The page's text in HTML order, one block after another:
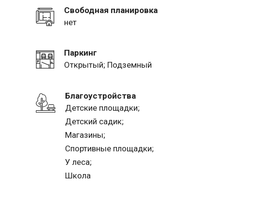
Свободная планировка
нет
Паркинг
Открытый; Подземный
Благоустройства
Детские площадки;
Детский садик;
Магазины;
Спортивные площадки;
У леса;
Школа